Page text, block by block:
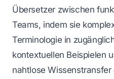
Übersetzer zwischen
Teams, indem sie
Terminologie in
kontextuellen Beispielen
nahtlose Wissenstransfer